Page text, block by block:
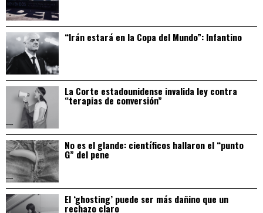
“Irán estará en la Copa del Mundo”: Infantino
La Corte estadounidense invalida ley contra
“terapias de conversión”
No es el glande: científicos hallaron el “punto
G” del pene
El ‘ghosting’ puede ser más dañino que un
rechazo claro